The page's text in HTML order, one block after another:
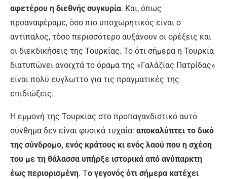
αφετέρου η διεθνής συγκυρία. Και, όπως
προαναφέραμε, όσο πιο υποχωρητικός είναι ο
αντίπαλος, τόσο περισσότερο αυξάνουν οι ορέξεις και
οι διεκδικήσεις της Τουρκίας. Το ότι σήμερα η Τουρκία
διατυπώνει ανοιχτά το όραμα της «Γαλάζιας Πατρίδας»
είναι πολύ εύγλωττο για τις πραγματικές της
επιδιώξεις.
Η εμμονή της Τουρκίας στο προπαγανδιστικό αυτό
σύνθημα δεν είναι φυσικά τυχαία: αποκαλύπτει το δικό
της σύνδρομο, ενός κράτους κι ενός λαού που η σχέση
του με τη θάλασσα υπήρξε ιστορικά από ανύπαρκτη
έως περιορισμένη. Το γεγονός ότι σήμερα κατέχει